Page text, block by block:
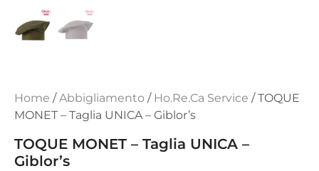
Home /Abbigliamento / Ho.Re.Ca Service / TOQUE
MONET – Taglia UNICA – Giblor’s
TOQUE MONET – Taglia UNICA –
Giblor’s